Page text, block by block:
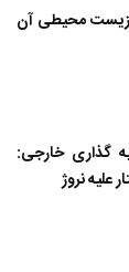
زیست محیطی آن
گذاری خارجی:
علیه نروژ